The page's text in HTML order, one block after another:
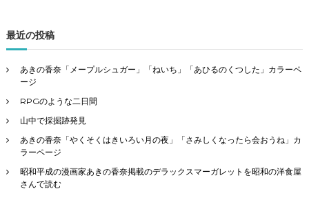
最近の投稿
あきの香奈「メープルシュガー」「ねいち」「あひるのくつした」カラーペ
ージ
RPGのような二日間
山中で採掘跡発見
あきの香奈「やくそくはきいろい月の夜」「さみしくなったら会おうね」カ
ラーページ
昭和平成の漫画家あきの香奈掲載のデラックスマーガレットを昭和の洋食屋
さんで読む